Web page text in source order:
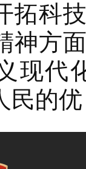
拓科
神方
现代
民的